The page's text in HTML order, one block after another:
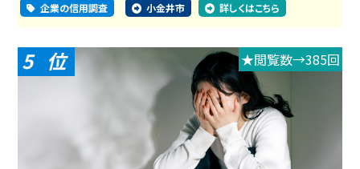
企業の信用調査 小金井市 詳しくはこちら
5 ★閲覧数→385回